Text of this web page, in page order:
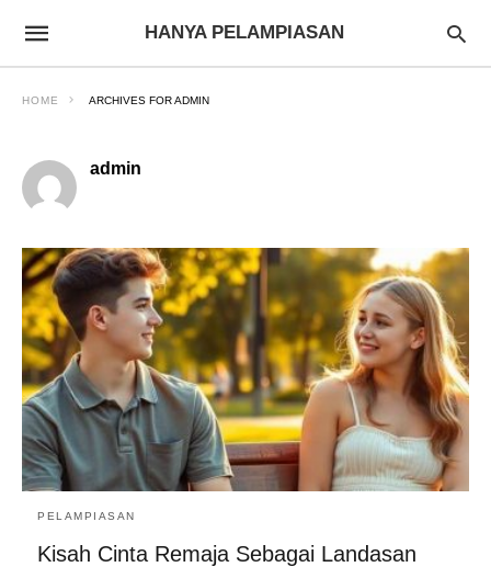
HANYA PELAMPIASAN
HOME ARCHIVES FOR ADMIN
admin
PELAMPIASAN
Kisah Cinta Remaja Sebagai Landasan